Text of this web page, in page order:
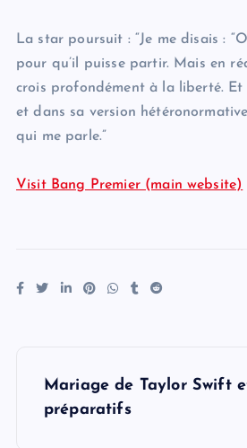
La star poursuit : “Je me disais :
pour qu’il puisse partir. Mais en
crois profondément à la liberté. Et
et dans sa version
qui me parle.”
Visit Bang Premier (main website)
Mariage de Taylor Swift
préparatifs